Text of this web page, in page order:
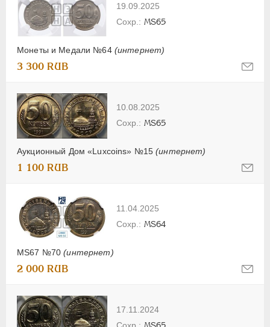
19.09.2025
Монеты и Медали №64 (интернет)
MS65
3 300 RUB
10.08.2025
Аукционный Дом «Luxcoins» №15(интернет)
MS65
1 100 RUB
11.04.2025
MS67 №70(интернет)
MS64
2 000 RUB
17.11.2024
MS65